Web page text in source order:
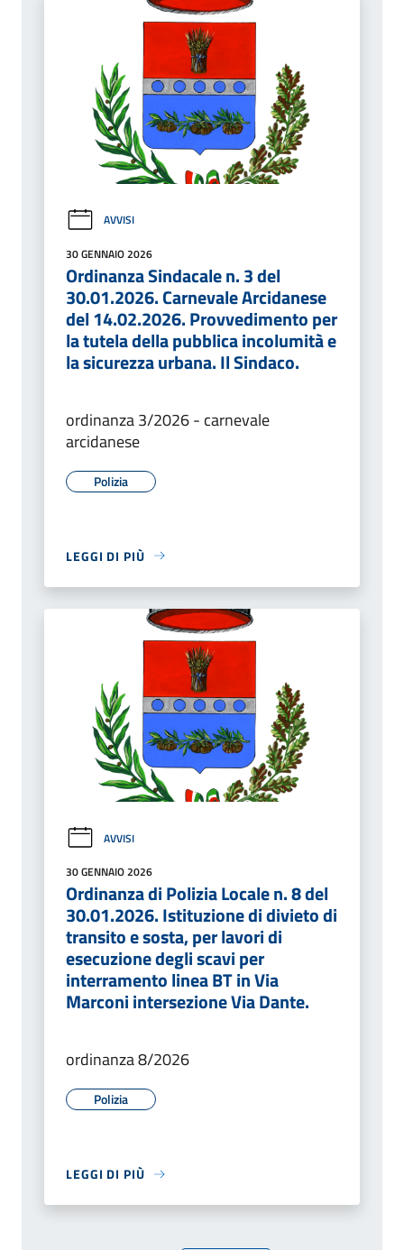
AVVISI
30 GENNAIO 2026
Ordinanza Sindacale n. 3 del
30.01.2026. Carnevale Arcidanese
del 14.02.2026. Provvedimento per
la tutela della pubblica incolumità e
la sicurezza urbana. Il Sindaco.
ordinanza 3/2026 - carnevale
arcidanese
Polizia
LEGGI DI PIÙ
AVVISI
30 GENNAIO 2026
Ordinanza di Polizia Locale n. 8 del
30.01.2026. Istituzione di divieto di
transito e sosta, per lavori di
esecuzione degli scavi per
interramento linea BT in Via
Marconi intersezione Via Dante.
ordinanza 8/2026
Polizia
LEGGI DI PIÙ